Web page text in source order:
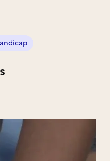
service).
de 60 ans que
la
plus généreuse et